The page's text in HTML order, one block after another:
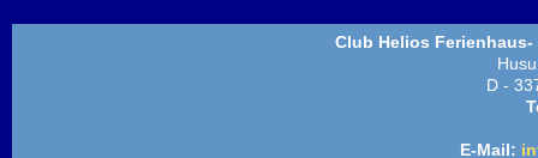
Club Helios
D -
E-Mail: